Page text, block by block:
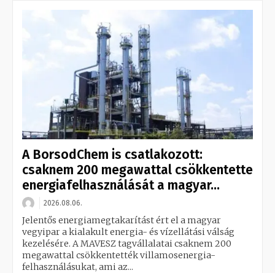
A BorsodChem is csatlakozott:
csaknem 200 megawattal csökkentette
energiafelhasználását a magyar...
2026.08.06.
Jelentős energiamegtakarítást ért el a magyar
vegyipar a kialakult energia- és vízellátási válság
kezelésére. A MAVESZ tagvállalatai csaknem 200
megawattal csökkentették villamosenergia-
felhasználásukat, ami az...